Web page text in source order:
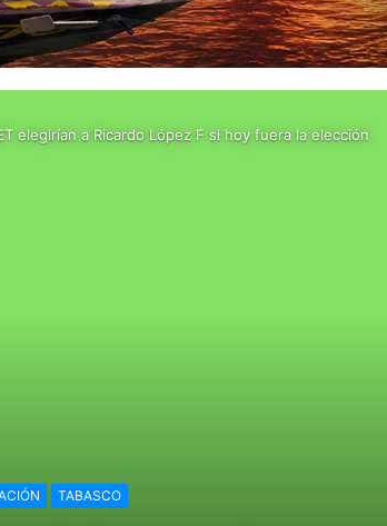
elegirían a Ricardo López F si hoy fuera la elección
TABASCO